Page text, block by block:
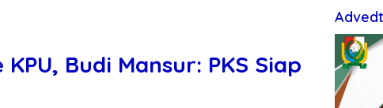
Budi Mansur: PKS Siap